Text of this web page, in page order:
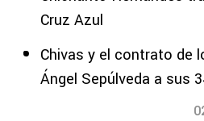
Cruz Azul
Chivas y el contrato de
Ángel Sepúlveda a sus